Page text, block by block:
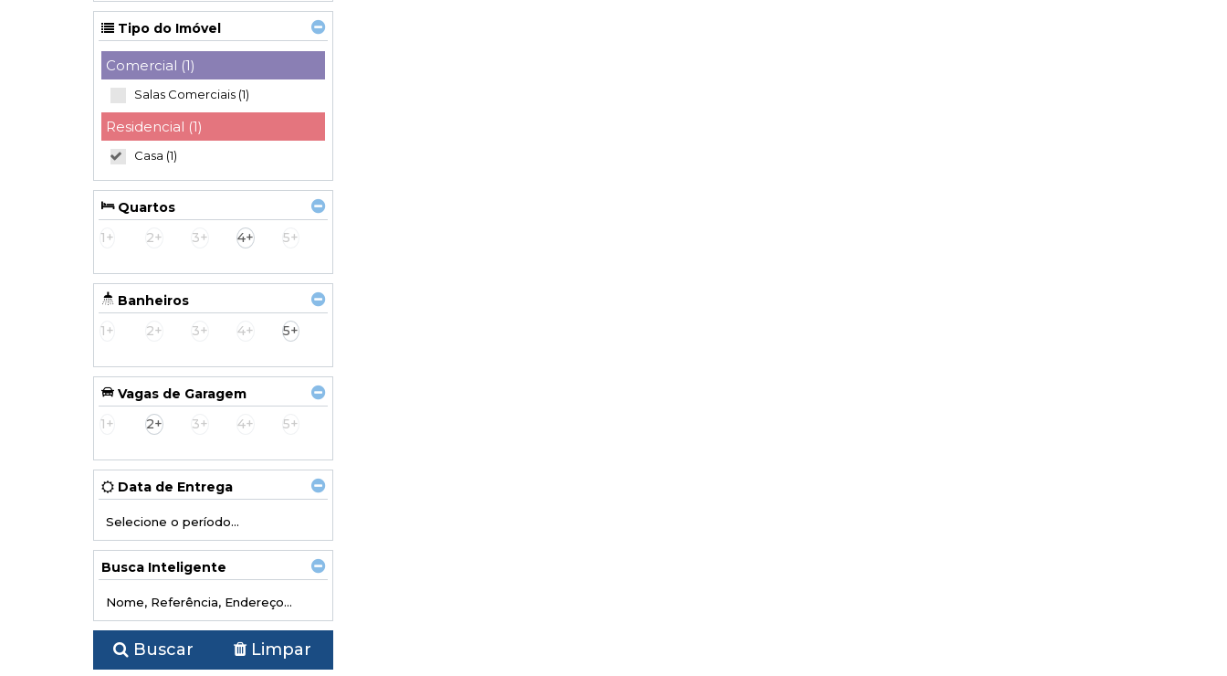
Tipo do Imóvel
Comercial (1)
Salas Comerciais (1)
Residencial (1)
Casa (1)
Busca Inteligente
Quartos
1+
2+ 3+ 4+ 5+
Banheiros
1+
2+ 3+ 4+ 5+
Vagas de Garagem
1+
2+ 3+ 4+ 5+
Data de Entrega
Buscar Limpar